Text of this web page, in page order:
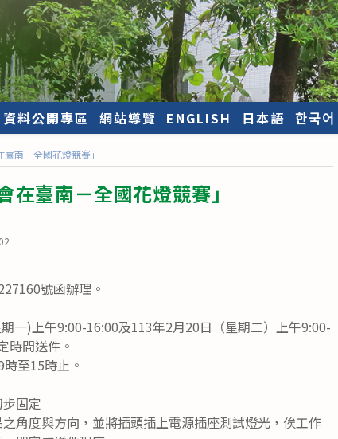
資料公開專區 網站導覽 ENGLISH 日本語 한국어
南－全國花燈競賽」
臺南－全國花燈競賽」
號函辦理。
一)上午9:00-16:00及113年2月20日（星期二）上午9:00-
時間送件。
至15時止。
固定
角度與方向，並將插頭插上電源插座測試燈光，俟工作